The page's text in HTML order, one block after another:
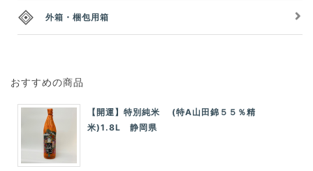
外箱・梱包用箱
おすすめの商品
【開運】特別純米 (特A山田錦５５％精
米)1.8L 静岡県